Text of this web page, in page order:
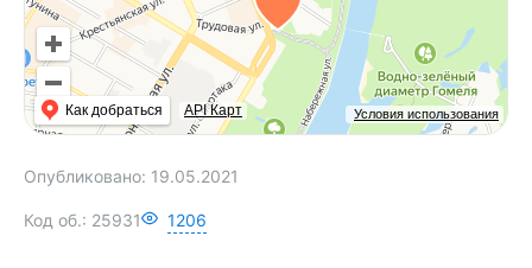
Условия использования
Как добраться API Карт
Опубликовано: 19.05.2021
Код об.: 25931 1206